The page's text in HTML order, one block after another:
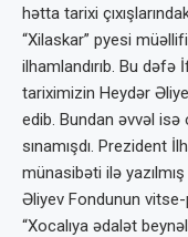
hətta tarixi
“Xilaskar” pyesi
ilhamlandırıb. Bu
tariximizin Heydər
edib. Bundan əvvəl isə
sınamışdı. Prezident
münasibəti ilə yazılmış
Əliyev Fondunun vitse-
“Xocalıya ədalət